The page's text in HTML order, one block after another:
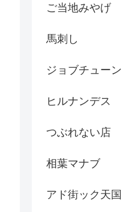
ご当地みやげ
馬刺し
ジョブチューン
ヒルナンデス
つぶれない店
相葉マナブ
アド街ック天国